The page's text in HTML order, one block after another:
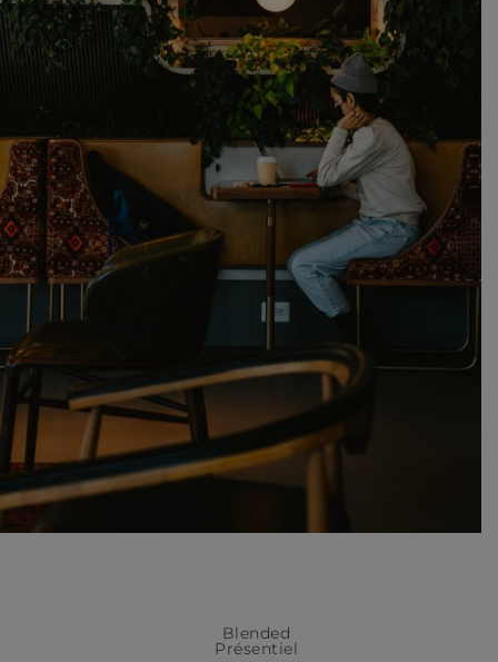
Blended
Présentiel